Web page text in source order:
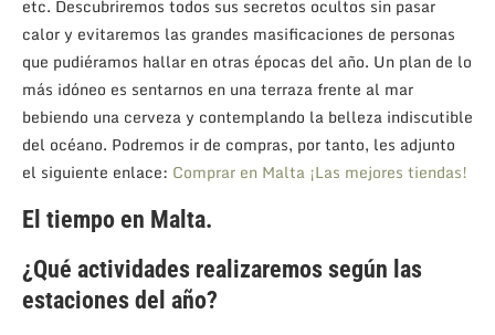
etc. Descubriremos todos sus secretos ocultos sin pasar
calor y evitaremos las grandes masificaciones de personas
que pudiéramos hallar en otras épocas del año. Un plan de lo
más idóneo es sentarnos en una terraza frente al mar
bebiendo una cerveza y contemplando la belleza indiscutible
del océano. Podremos ir de compras, por tanto, les adjunto
el siguiente enlace: Comprar en Malta ¡Las mejores tiendas!
El tiempo en Malta.
¿Qué actividades realizaremos según las
estaciones del año?